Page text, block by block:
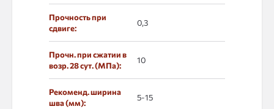
Прочность при
сдвиге:
0,3
Прочн. при сжатии в
возр. 28 сут. (МПа):
10
Рекоменд. ширина
шва (мм):
5-15